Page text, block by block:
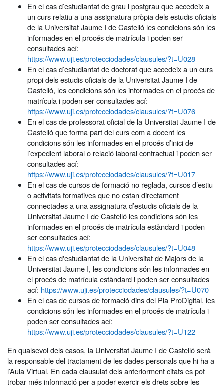
En el cas d’estudiantat de grau i postgrau que accedeix a
un curs relatiu a una assignatura pròpia dels estudis oficials
de la Universitat Jaume I de Castelló les condicions són les
informades en el procés de matrícula i poden ser
consultades ací:
https://www.uji.es/protecciodades/clausules/?t=U028
En el cas d’estudiantat de doctorat que accedeix a un curs
propi dels estudis oficials de la Universitat Jaume I de
Castelló, les condicions són les informades en el procés de
matrícula i poden ser consultades ací:
https://www.uji.es/protecciodades/clausules/?t=U076
En el cas de professorat oficial de la Universitat Jaume I de
Castelló que forma part del curs com a docent les
condicions són les informades en el procés d’inici de
l’expedient laboral o relació laboral contractual i poden ser
consultades ací:
https://www.uji.es/protecciodades/clausules/?t=U017
En el cas de cursos de formació no reglada, cursos d’estiu
o activitats formatives que no estan directament
connectades a una assignatura d’estudis oficials de la
Universitat Jaume I de Castelló les condicions són les
informades en el procés de matrícula estàndard i poden
ser consultades ací:
https://www.uji.es/protecciodades/clausules/?t=U048
En el cas d'estudiantat de la Universitat de Majors de la
Universitat Jaume I, les condicions són les informades en
el procés de matrícula estàndard i poden ser consultades
ací: https://www.uji.es/protecciodades/clausules/?t=U070
En el cas de cursos de formació dins del Pla ProDigital, les
condicions són les informades en el procés de matrícula i
poden ser consultades ací:
https://www.uji.es/protecciodades/clausules/?t=U122
En qualsevol dels casos, la Universitat Jaume I de Castelló serà
la responsable del tractament de les dades personals que hi ha a
l’Aula Virtual. En cada clausulat dels anteriorment citats es pot
trobar més informació per a poder exercir els drets sobre les